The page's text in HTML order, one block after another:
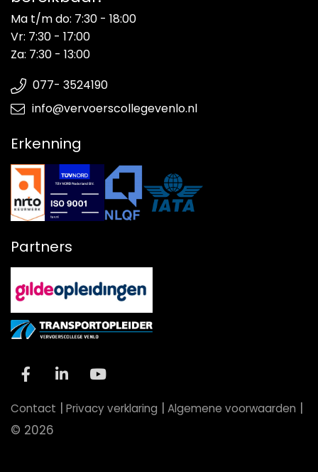
Ma t/m do: 7:30 - 18:00
Vr: 7:30 - 17:00
Za: 7:30 - 13:00
077- 3524190
info@vervoerscollegevenlo.nl
Erkenning
Partners
Contact | Privacy verklaring | Algemene voorwaarden |
© 2026